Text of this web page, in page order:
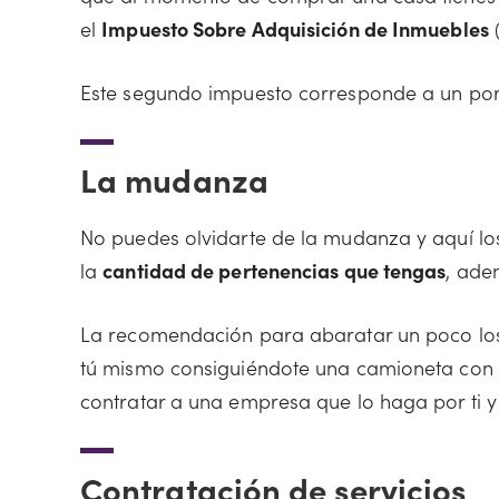
el Impuesto Sobre Adquisición de Inmuebles
Este segundo impuesto corresponde a un
La mudanza
No puedes olvidarte de la mudanza y aquí
lacantidad de pertenencias que tengas,
La recomendación para abaratar un poco
tú mismo consiguiéndote una camioneta
contratar a una empresa que lo haga por ti
Contratación de servicios